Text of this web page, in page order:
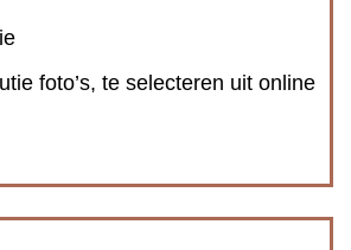
foto’s, te selecteren uit online